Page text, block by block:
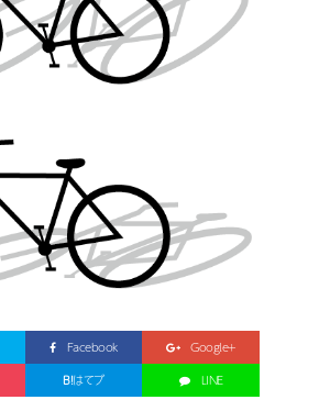
Facebook
Google+
B!はてブ LINE